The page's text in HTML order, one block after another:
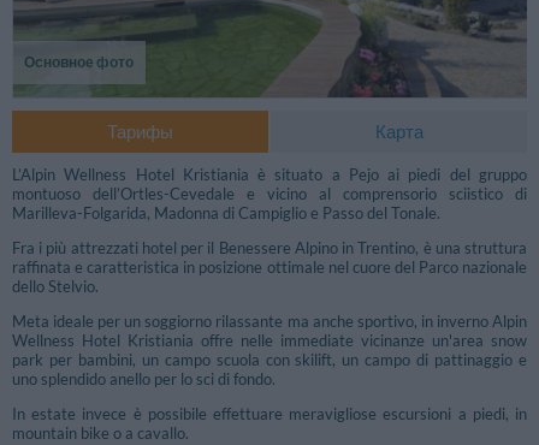
Основное фото
Тарифы Карта
L’Alpin Wellness Hotel Kristiania è situato a Pejo ai piedi del gruppo
montuoso dell’Ortles-Cevedale e vicino al comprensorio sciistico di
Marilleva-Folgarida, Madonna di Campiglio e Passo del Tonale.
Fra i più attrezzati hotel per il Benessere Alpino in Trentino, è una struttura
raffinata e caratteristica in posizione ottimale nel cuore del Parco nazionale
dello Stelvio.
Meta ideale per un soggiorno rilassante ma anche sportivo, in inverno Alpin
Wellness Hotel Kristiania offre nelle immediate vicinanze un'area snow
park per bambini, un campo scuola con skilift, un campo di pattinaggio e
uno splendido anello per lo sci di fondo.
In estate invece è possibile effettuare meravigliose escursioni a piedi, in
mountain bike o a cavallo.